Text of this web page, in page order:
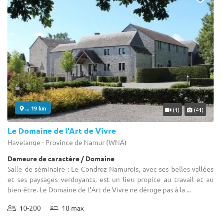
... 19 km (1) (41)
Le Domaine de l'Art de Vivre
Havelange - Province de Namur (WNA)
Demeure de caractère / Domaine
Salle de séminaire : Le Condroz Namurois, avec ses belles vallées
et ses paysages verdoyants, est un lieu propice au travail et au
bien-être. Le Domaine de L’Art de Vivre ne déroge pas à la ...
10-200 18 max